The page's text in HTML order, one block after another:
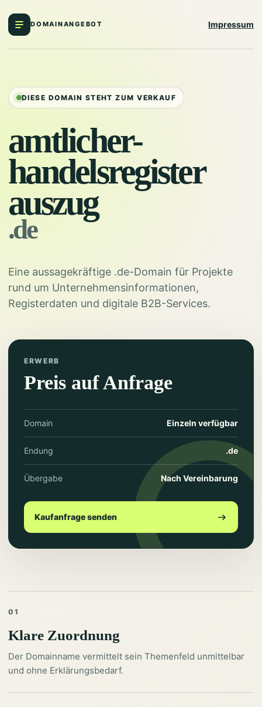
DOMAINANGEBOT Impressum
DIESE DOMAIN STEHT ZUM VERKAUF
amtlicher-
handelsregister
auszug
.de
Eine aussagekräftige .de-Domain für Projekte
rund um Unternehmensinformationen,
Registerdaten und digitale B2B-Services.
ERWERB
Preis auf Anfrage
Domain Einzeln verfügbar
Endung .de
Übergabe Nach Vereinbarung
Kaufanfrage senden
01
Klare Zuordnung
Der Domainname vermittelt sein Themenfeld unmittelbar
und ohne Erklärungsbedarf.